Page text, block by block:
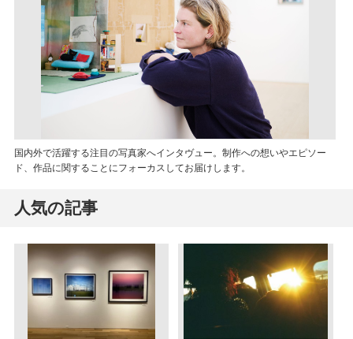
国内外で活躍する注目の写真家へインタヴュー。制作への想いやエピソー
ド、作品に関することにフォーカスしてお届けします。
人気の記事